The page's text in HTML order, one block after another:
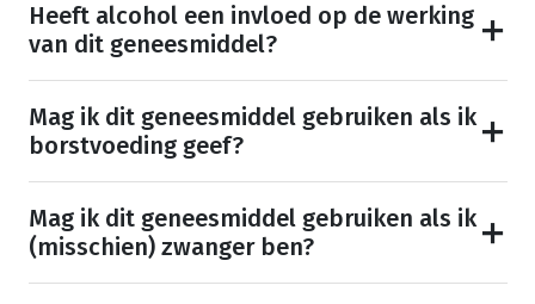
Heeft alcohol een invloed op de werking
van dit geneesmiddel?
Mag ik dit geneesmiddel gebruiken als ik
borstvoeding geef?
Mag ik dit geneesmiddel gebruiken als ik
(misschien) zwanger ben?